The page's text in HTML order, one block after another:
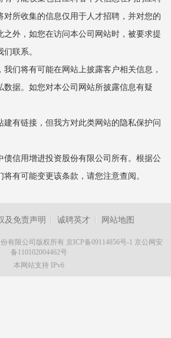
对所收集的信息仅用于人才招聘，并对您的
之外，如您在访问本公司网站时，被要求提
联系。
们将有可能在网站上披露客户相关信息，
数据。如您对本公司网站所披露信息有疑
有链接，但我方对此类网站的隐私保护问
信用增进投资股份有限公司所有。根据公
有可能变更该条款，请您注意查阅。
及免责声明 诚聘英才 网站地图
有限公司版权所有 京ICP备09114856号-1 京公网安
备110102004462号
本网站支持 IPv6